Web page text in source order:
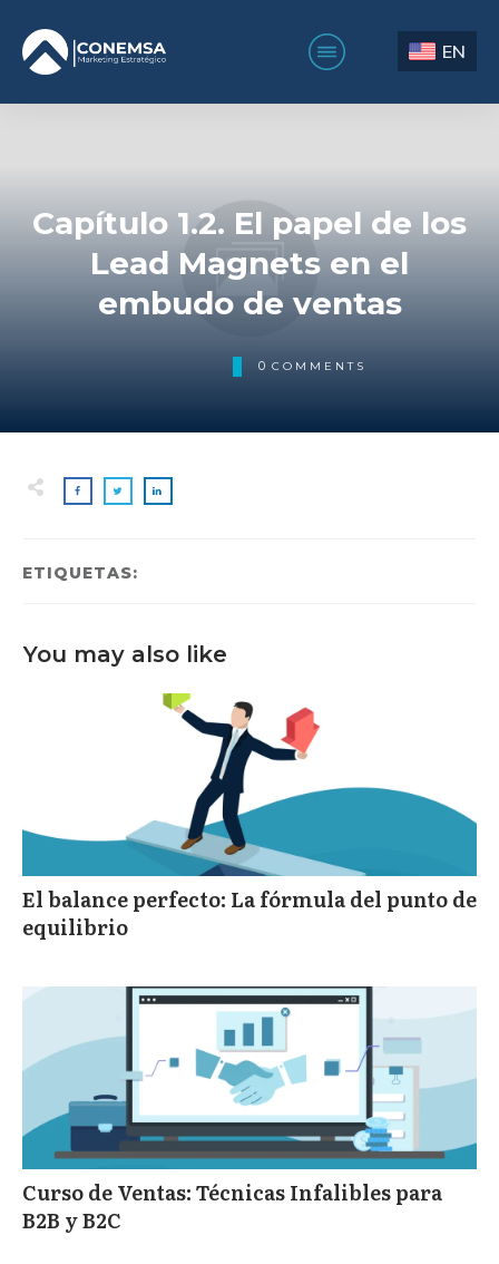
EN
Capítulo 1.2. El papel de los
Lead Magnets en el
embudo de ventas
0 COMMENTS
ETIQUETAS:
You may also like
El balance perfecto: La fórmula del punto de
equilibrio
Curso de Ventas: Técnicas Infalibles para
B2B y B2C